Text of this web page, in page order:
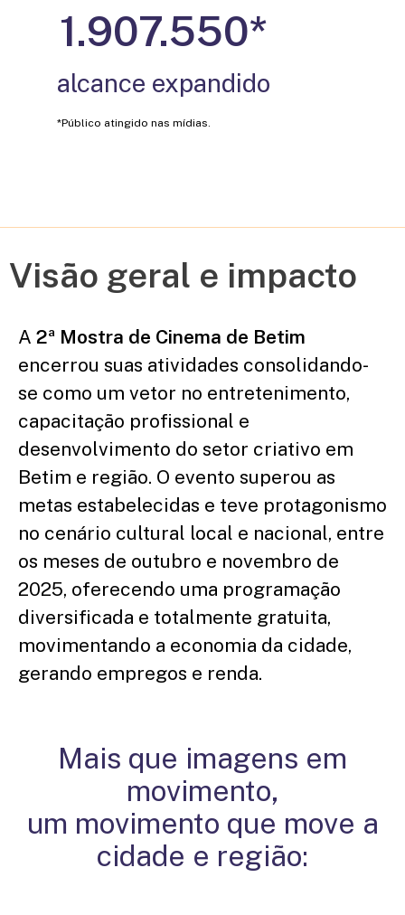
2.000.000*
alcance expandido
*Público atingido nas mídias.
Visão geral e impacto
A 2ª Mostra de Cinema de Betim
encerrou suas atividades consolidando-
se como um vetor no entretenimento,
capacitação profissional e
desenvolvimento do setor criativo em
Betim e região. O evento superou as
metas estabelecidas e teve protagonismo
no cenário cultural local e nacional, entre
os meses de outubro e novembro de
2025, oferecendo uma programação
diversificada e totalmente gratuita,
movimentando a economia da cidade,
gerando empregos e renda.
Mais que imagens em
movimento,
um movimento que move a
cidade e região: